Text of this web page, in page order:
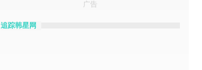
广告
追踪韩星网